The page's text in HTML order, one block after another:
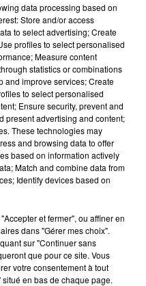
- 24/07/26
- 23/07/26
data processing based on
Store and/or access
to select advertising; Create
profiles to select personalised
Measure content
statistics or combinations
and improve services; Create
to select personalised
Ensure security, prevent and
present advertising and content;
These technologies may
and browsing data to offer
based on information actively
Match and combine data from
Identify devices based on
et fermer", ou affiner en
dans "Gérer mes choix".
sur "Continuer sans
que pour ce site. Vous
votre consentement à tout
en bas de chaque page.